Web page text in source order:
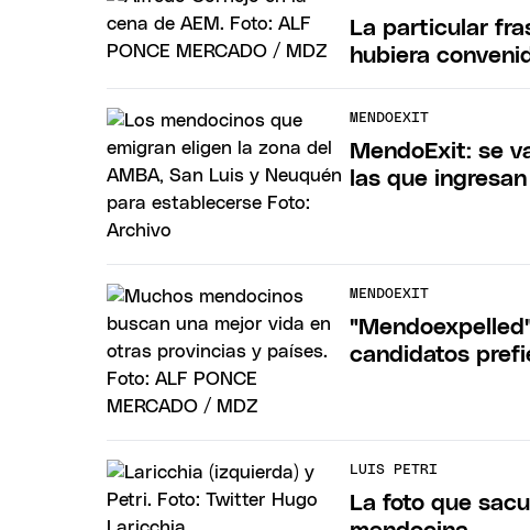
La particular
hubiera
MENDOEXIT
MendoExit: se
las que ingresan
MENDOEXIT
candidatos
LUIS PETRI
La foto que